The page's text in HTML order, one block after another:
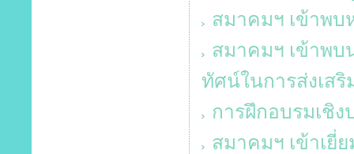
สมาคมฯ เข้าพบ
สมาคมฯ เข้าพบ
ทัศน์ในการส่งเสริ
การฝึกอบรมเชิง
สมาคมฯ เข้าเยี่ย